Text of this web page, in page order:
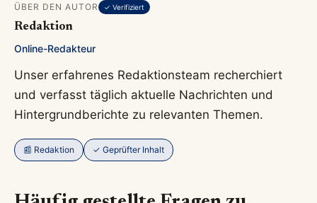
ÜBER DEN AUTOR ✓ Verifiziert
Redaktion
Online-Redakteur
Unser erfahrenes Redaktionsteam recherchiert
und verfasst täglich aktuelle Nachrichten und
Hintergrundberichte zu relevanten Themen.
📰 Redaktion ✓ Geprüfter Inhalt